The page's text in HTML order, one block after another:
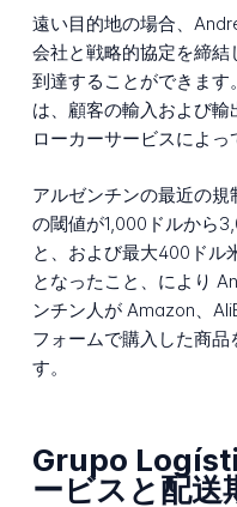
遠い目的地の場合、
会社と戦略的協定を締
到達することができま
は、顧客の輸入および
ローカーサービスによっ
アルゼンチンの最近の
の閾値が1,000ドルから
と、および最大400ドル
となったこと、により
ンチン人が Amazon、
フォームで購入した商
す。
Grupo
ービスと配送